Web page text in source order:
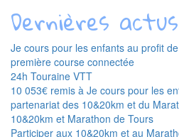
Dernières actus
Je cours pour les enfants au profit
première course connectée
24h Touraine VTT
10 053€ remis à Je cours pour les
partenariat des 10&20km et du
10&20km et Marathon de Tours
Participer aux 10&20km et au